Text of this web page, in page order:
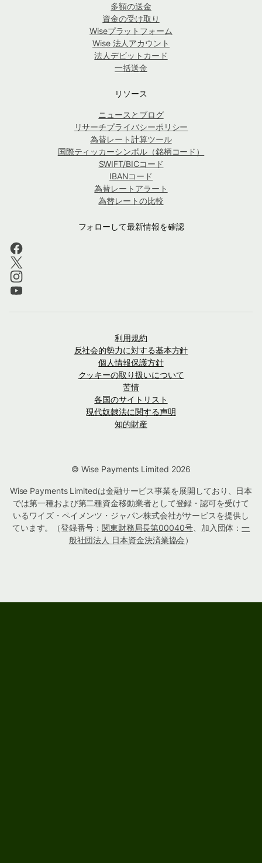
多額の送金
資金の受け取り
Wiseプラットフォーム
Wise 法人アカウント
法人デビットカード
一括送金
リソース
ニュースとブログ
リサーチプライバシーポリシー
為替レート計算ツール
国際ティッカーシンボル（銘柄コード）
SWIFT/BICコード
IBANコード
為替レートアラート
為替レートの比較
フォローして最新情報を確認
利用規約
反社会的勢力に対する基本方針
個人情報保護方針
クッキーの取り扱いについて
苦情
各国のサイトリスト
現代奴隷法に関する声明
知的財産
© Wise Payments Limited 2026
Wise Payments Limitedは金融サービス事業を展開しており、日本
では第一種および第二種資金移動業者として登録・認可を受けて
いるワイズ・ペイメンツ・ジャパン株式会社がサービスを提供し
ています。（登録番号： 関東財務局長第00040号、加入団体：一
般社団法人 日本資金決済業協会）